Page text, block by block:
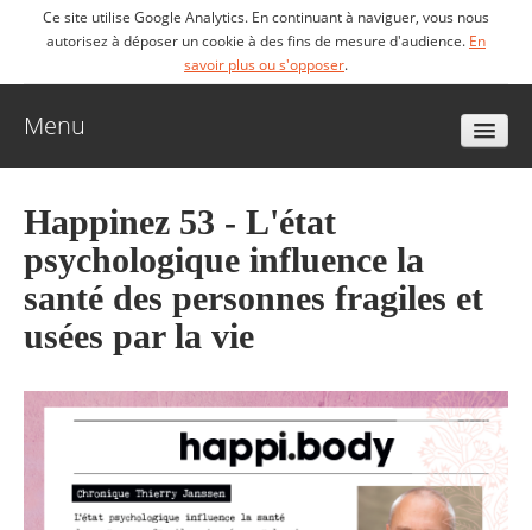
Ce site utilise Google Analytics. En continuant à naviguer, vous nous
autorisez à déposer un cookie à des fins de mesure d'audience. En
savoir plus ou s'opposer.
Menu
Biographie
Livres
Vidéos
Articles
Happinez 53 - L'état
psychologique influence la
santé des personnes fragiles et
usées par la vie